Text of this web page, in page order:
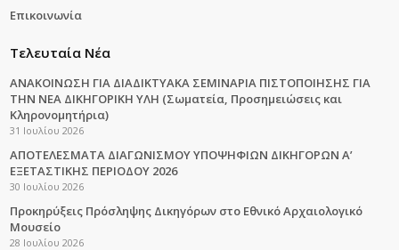
Επικοινωνία
Τελευταία Νέα
ΑΝΑΚΟΙΝΩΣΗ ΓΙΑ ΔΙΑΔΙΚΤΥΑΚΑ ΣΕΜΙΝΑΡΙΑ ΠΙΣΤΟΠΟΙΗΣΗΣ ΓΙΑ
ΤΗΝ ΝΕΑ ΔΙΚΗΓΟΡΙΚΗ ΥΛΗ (Σωματεία, Προσημειώσεις και
Κληρονομητήρια)
31 Ιουλίου 2026
ΑΠΟΤΕΛΕΣΜΑΤΑ ΔΙΑΓΩΝΙΣΜΟΥ ΥΠΟΨΗΦΙΩΝ ΔΙΚΗΓΟΡΩΝ Α’
ΕΞΕΤΑΣΤΙΚΗΣ ΠΕΡΙΟΔΟΥ 2026
30 Ιουλίου 2026
Προκηρύξεις Πρόσληψης Δικηγόρων στο Εθνικό Αρχαιολογικό
Μουσείο
28 Ιουλίου 2026